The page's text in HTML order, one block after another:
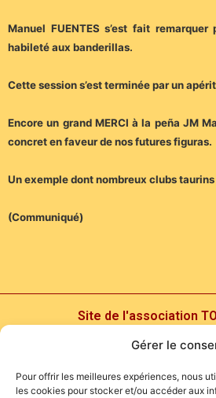
Gérer le
Pour offrir les meilleures expériences, nous
les cookies pour stocker et/ou accéder aux
Manuel FUENTES s’est fait
habileté aux banderillas.
Cette session s’est terminée par un
Encore un grand MERCI à la peña JM
concret en faveur de nos futures figuras.
Un exemple dont nombreux clubs
(Communiqué)
Site de l'association